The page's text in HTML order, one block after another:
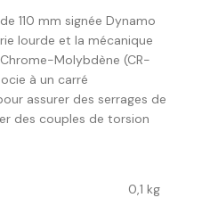
110 mm signée Dynamo
lourde et la mécanique
Molybdène (CR-
à un carré
assurer des serrages de
des couples de torsion
0,1 kg